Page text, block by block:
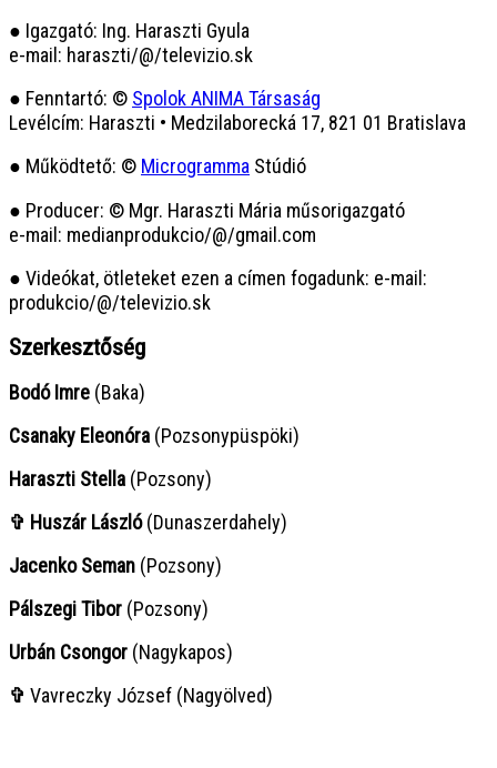
● Igazgató: Ing. Haraszti Gyula
e-mail: haraszti/@/televizio.sk
● Fenntartó: © Spolok ANIMA Társaság
Levélcím: Haraszti • Medzilaborecká 17, 821 01 Bratislava
● Működtető: © Microgramma Stúdió
● Producer: © Mgr. Haraszti Mária műsorigazgató
e-mail: medianprodukcio/@/gmail.com
● Videókat, ötleteket ezen a címen fogadunk: e-mail:
produkcio/@/televizio.sk
Szerkesztőség
Bodó Imre (Baka)
Csanaky Eleonóra (Pozsonypüspöki)
Haraszti Stella (Pozsony)
✞ Huszár László(Dunaszerdahely)
Jacenko Seman (Pozsony)
Pálszegi Tibor (Pozsony)
Urbán Csongor (Nagykapos)
✞ Vavreczky József (Nagyölved)